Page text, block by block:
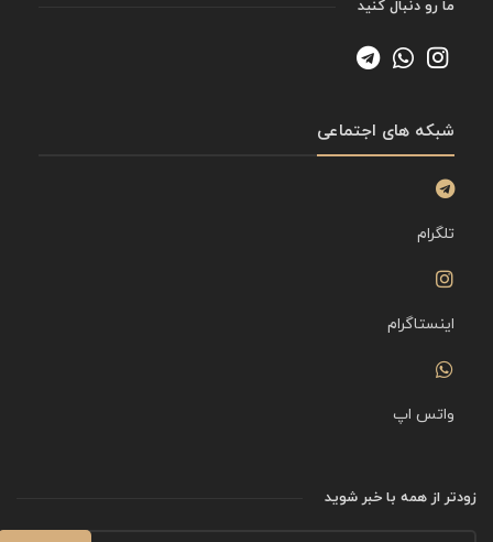
ما رو دنبال کنید
شبکه های اجتماعی
تلگرام
اینستاگرام
واتس اپ
زودتر از همه با خبر شوید